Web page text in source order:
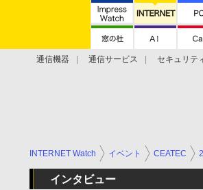
通信機器 通信サービス セキュリテ
INTERNET Watch イベント CEATEC
インタビュー